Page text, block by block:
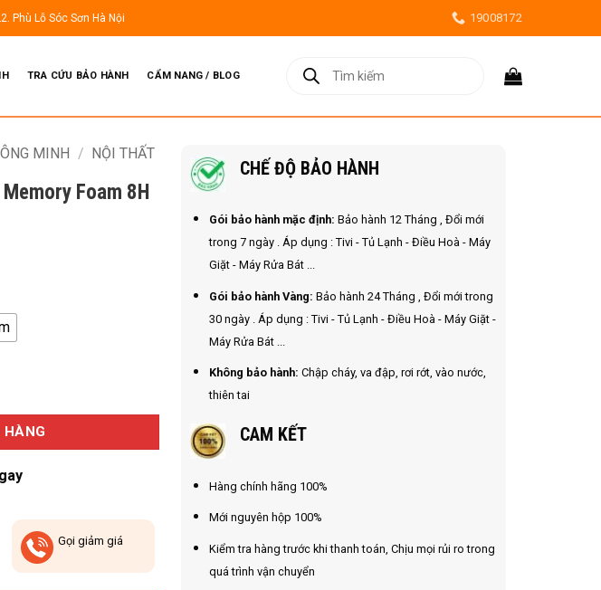
Phù Lỗ Sóc Sơn Hà Nội 19008172
TRA CỨU BẢO HÀNH CẨM NANG / BLOG
kiếm
MINH / NỘI THẤT
Foam 8H
8H MZ1 số lượng
HÀNG
Gọigiảm giá
CHẾ ĐỘ BẢO HÀNH
Gói bảo hành mặc định: Bảo hành 12 Tháng , Đổi mới
trong 7 ngày . Áp dụng : Tivi - Tủ Lạnh - Điều Hoà - Máy
Giặt - Máy Rửa Bát ...
Gói bảo hành Vàng: Bảo hành 24 Tháng , Đổi mới trong
30 ngày . Áp dụng : Tivi - Tủ Lạnh - Điều Hoà - Máy Giặt -
Máy Rửa Bát ...
Không bảo hành: Chập cháy, va đập, rơi rớt, vào nước,
thiên tai
CAM KẾT
Hàng chính hãng 100%
Mới nguyên hộp 100%
Kiểm tra hàng trước khi thanh toán, Chịu mọi rủi ro trong
quá trình vận chuyển